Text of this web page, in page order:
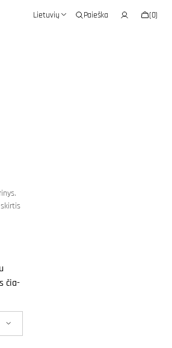
Lietuvių Paieška Krepšelis
(0)
čia-